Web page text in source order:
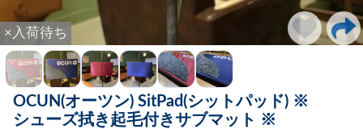
×入荷待ち
OCUN(オーツン) SitPad(シットパッド) ※
シューズ拭き起毛付きサブマット ※